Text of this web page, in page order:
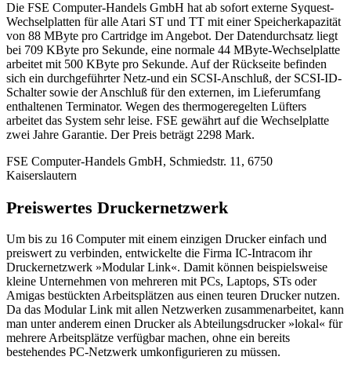
Die FSE Computer-Handels GmbH hat ab sofort externe Syquest-
Wechselplatten für alle Atari ST und TT mit einer Speicherkapazität
von 88 MByte pro Cartridge im Angebot. Der Datendurchsatz liegt
bei 709 KByte pro Sekunde, eine normale 44 MByte-Wechselplatte
arbeitet mit 500 KByte pro Sekunde. Auf der Rückseite befinden
sich ein durchgeführter Netz-und ein SCSI-Anschluß, der SCSI-ID-
Schalter sowie der Anschluß für den externen, im Lieferumfang
enthaltenen Terminator. Wegen des thermogeregelten Lüfters
arbeitet das System sehr leise. FSE gewährt auf die Wechselplatte
zwei Jahre Garantie. Der Preis beträgt 2298 Mark.
FSE Computer-Handels GmbH, Schmiedstr. 11, 6750
Kaiserslautern
Preiswertes Druckernetzwerk
Um bis zu 16 Computer mit einem einzigen Drucker einfach und
preiswert zu verbinden, entwickelte die Firma IC-Intracom ihr
Druckernetzwerk »Modular Link«. Damit können beispielsweise
kleine Unternehmen von mehreren mit PCs, Laptops, STs oder
Amigas bestückten Arbeitsplätzen aus einen teuren Drucker nutzen.
Da das Modular Link mit allen Netzwerken zusammenarbeitet, kann
man unter anderem einen Drucker als Abteilungsdrucker »lokal« für
mehrere Arbeitsplätze verfügbar machen, ohne ein bereits
bestehendes PC-Netzwerk umkonfigurieren zu müssen.